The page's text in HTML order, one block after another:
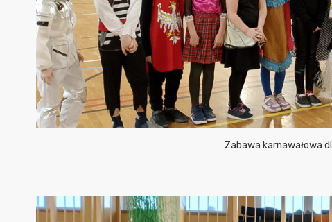
Zabawa karnawałowa